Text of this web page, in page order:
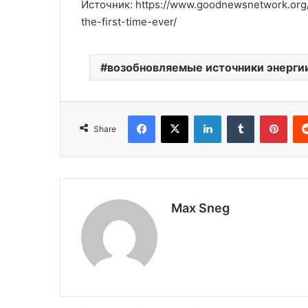
Источник: https://
the-first-time-ever/
возобновляемые источники
Share
Max Sneg